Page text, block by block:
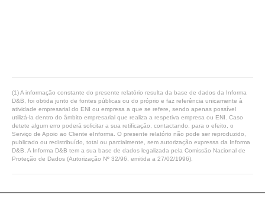
(1) A informação constante do presente relatório resulta da base de dados da Informa
D&B, foi obtida junto de fontes públicas ou do próprio e faz referência unicamente à
atividade empresarial do ENI ou empresa a que se refere, sendo apenas possível
utilizá-la dentro do âmbito empresarial que realiza a respetiva empresa ou ENI. Caso
detete algum erro poderá solicitar a sua retificação, contactando, para o efeito, o
Serviço de Apoio ao Cliente eInforma. O presente relatório não pode ser reproduzido,
publicado ou redistribuído, total ou parcialmente, sem autorização expressa da Informa
D&B. A Informa D&B tem a sua base de dados legalizada pela Comissão Nacional de
Proteção de Dados (Autorização Nº 32/96, emitida a 27/02/1996).